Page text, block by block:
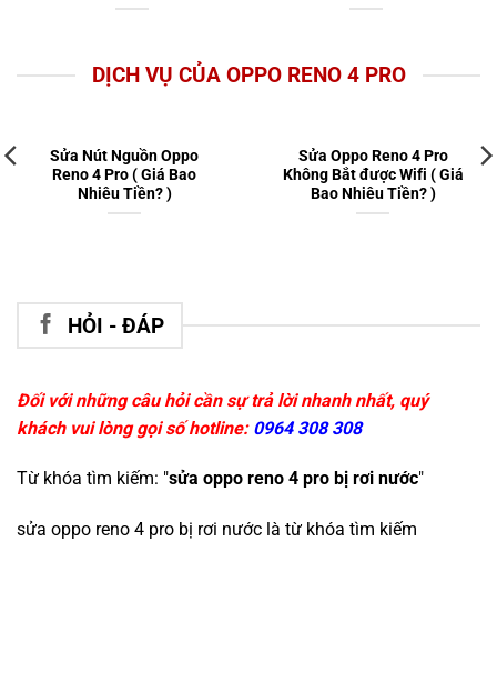
DỊCH VỤ CỦA OPPO RENO 4 PRO
Sửa Nút Nguồn Oppo
Reno 4 Pro ( Giá Bao
Nhiêu Tiền? )
Sửa Oppo Reno 4 Pro
Không Bắt được Wifi ( Giá
Bao Nhiêu Tiền? )
HỎI - ĐÁP
Đối với những câu hỏi cần sự trả lời nhanh nhất, quý
khách vui lòng gọi số hotline: 0964 308 308
Từ khóa tìm kiếm: "sửa oppo reno 4 pro bị rơi nước"
sửa oppo reno 4 pro bị rơi nước là từ khóa tìm kiếm